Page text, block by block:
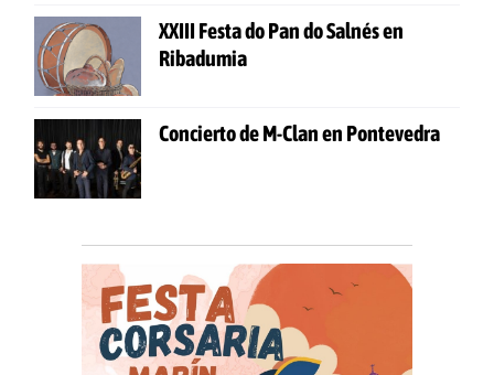
XXIII Festa do Pan do Salnés en
Ribadumia
Concierto de M-Clan en Pontevedra